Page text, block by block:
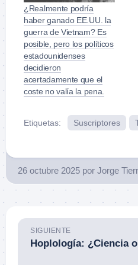
¿Realmente podría
haber ganado EE.UU. la
guerra de Vietnam? Es
posible, pero los políticos
estadounidenses
decidieron
acertadamente que el
coste no valía la pena.
Etiquetas: Suscriptores
26 octubre 2025 por Jorge
SIGUIENTE